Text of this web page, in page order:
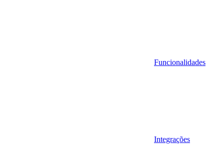
Funcionalidades
Integrações